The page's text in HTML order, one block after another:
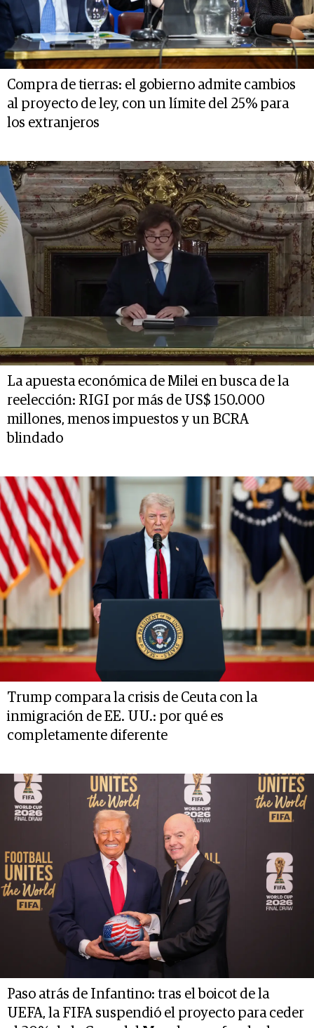
Compra de tierras: el gobierno admite cambios
al proyecto de ley, con un límite del 25% para
los extranjeros
La apuesta económica de Milei en busca de la
reelección: RIGI por más de US$ 150.000
millones, menos impuestos y un BCRA
blindado
Trump compara la crisis de Ceuta con la
inmigración de EE. UU.: por qué es
completamente diferente
Paso atrás de Infantino: tras el boicot de la
UEFA, la FIFA suspendió el proyecto para ceder